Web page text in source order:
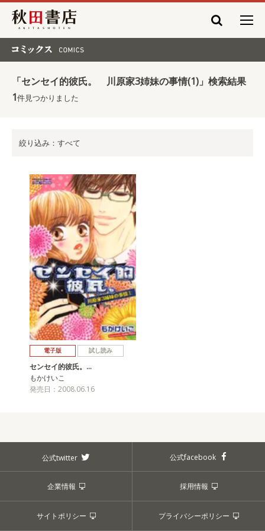
秋田書店
「センセイ的彼氏。 川原家3姉妹の事情(1)」検索結果
1件見つかりました
絞り込み：すべて
電子版 試し読み
センセイ的彼氏。…
もかけいこ
発売日：2008.06.16
公式twitter 公式facebook
企業情報 採用情報
サイトポリシー プライバシーポリシー